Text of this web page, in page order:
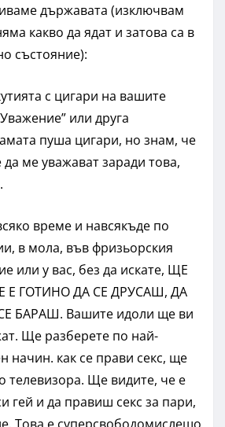
държавата (изключвам
какво да ядат и затова са в
състояние):
с цигари на вашите
или друга
пуша цигари, но знам, че
да ме уважават заради това,
време и навсякъде по
в мола, във фризьорския
или у вас, без да искате, ЩЕ
Е ГОТИНО ДА СЕ ДРУСАШ, ДА
БАРАШ. Вашите идоли ще ви
Ще разберете по най-
начин. как се прави секс, ще
телевизора. Ще видите, че е
гей и да правиш секс за пари,